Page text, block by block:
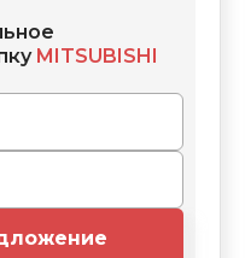
MITSUBISHI